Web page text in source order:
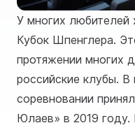
У многих любителей
Кубок Шпенглера.
протяжении многих
российские клубы. В
соревновании
Юлаев» в 2019 году.